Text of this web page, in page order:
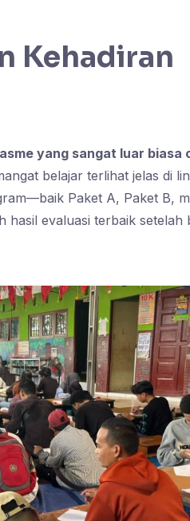
Kehadiran
yang sangat luar biasa
belajar terlihat jelas di
Paket A, Paket B,
hasil evaluasi terbaik setelah